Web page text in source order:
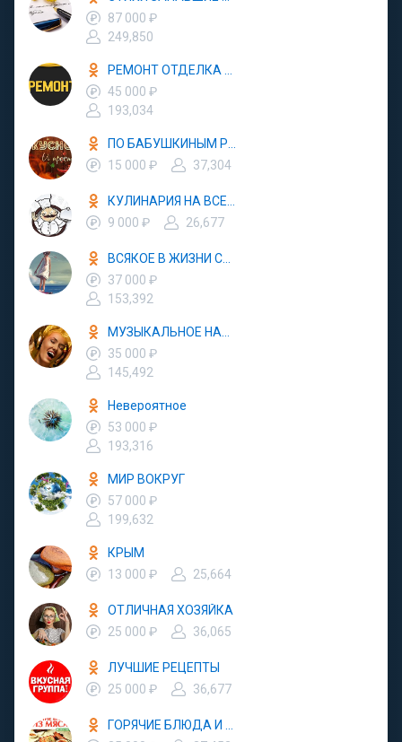
87 000 ₽
249,850
45 000 ₽
193,034
15 000 ₽
37,304
9 000 ₽
26,677
37 000 ₽
153,392
35 000 ₽
145,492
Невероятное
53 000 ₽
193,316
МИР ВОКРУГ
57 000 ₽
199,632
КРЫМ
13 000 ₽
25,664
ОТЛИЧНАЯ ХОЗЯЙКА
25 000 ₽
36,065
ЛУЧШИЕ РЕЦЕПТЫ
25 000 ₽
36,677